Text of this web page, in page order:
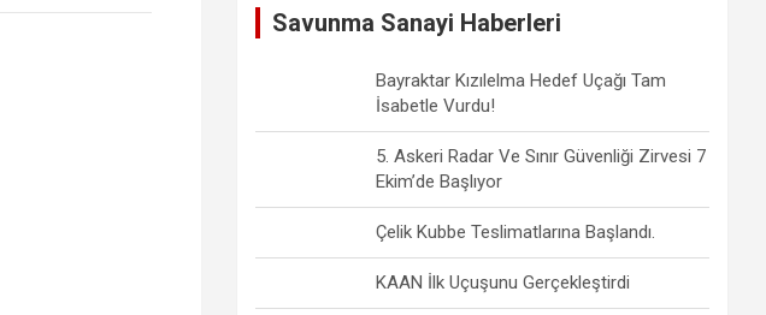
Savunma Sanayi Haberleri
Bayraktar Kızılelma Hedef Uçağı Tam
İsabetle Vurdu!
5. Askeri Radar Ve Sınır Güvenliği Zirvesi 7
Ekim’de Başlıyor
Çelik Kubbe Teslimatlarına Başlandı.
KAAN İlk Uçuşunu Gerçekleştirdi